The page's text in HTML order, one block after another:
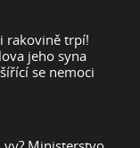
rakovině trpí!
jeho syna
se nemoci